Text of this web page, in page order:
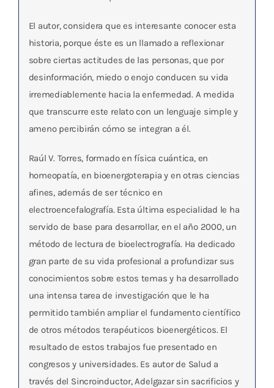
El autor, considera que es interesante conocer esta
historia, porque éste es un llamado a reflexionar
sobre ciertas actitudes de las personas, que por
desinformación, miedo o enojo conducen su vida
irremediablemente hacia la enfermedad. A medida
que transcurre este relato con un lenguaje simple y
ameno percibirán cómo se integran a él.
Raúl V. Torres, formado en física cuántica, en
homeopatía, en bioenergoterapia y en otras ciencias
afines, además de ser técnico en
electroencefalografía. Esta última especialidad le ha
servido de base para desarrollar, en el año 2000, un
método de lectura de bioelectrografía. Ha dedicado
gran parte de su vida profesional a profundizar sus
conocimientos sobre estos temas y ha desarrollado
una intensa tarea de investigación que le ha
permitido también ampliar el fundamento científico
de otros métodos terapéuticos bioenergéticos. El
resultado de estos trabajos fue presentado en
congresos y universidades. Es autor de Salud a
través del Sincroinductor, Adelgazar sin sacrificios y